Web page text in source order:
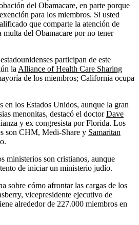
del Obamacare, en parte porque
para los miembros. Si usted
que comparte la atención de
multa del Obamacare por no tener
participan de este
la Alliance of Health Care Sharing
de los miembros; California ocupa
en los Estados Unidos, aunque la gran
menonitas, destacó el doctorDave
y ex congresista por Florida. Los
son CHM, Medi-Share y Samaritan
ministerios son cristianos, aunque
de iniciar un ministerio judío.
sobre cómo afrontar las cargas de los
vicepresidente ejecutivo de
alrededor de 227.000 miembros en